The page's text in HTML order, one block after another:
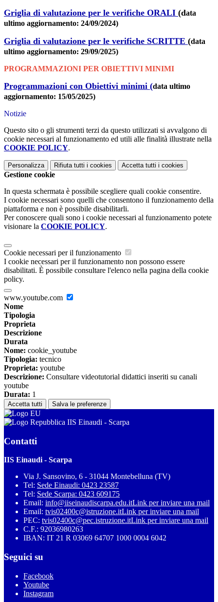
Griglia di valutazione per le verifiche ORALI (data
ultimo aggiornamento: 24/09/2024)
Griglia di valutazione per le verifiche SCRITTE (data
ultimo aggiornamento: 29/09/2025)
PROGRAMMAZIONI PER OBIETTIVI MINIMI
Programmazioni con Obiettivi minimi (data ultimo
aggiornamento: 15/05/2025)
Notizie
Questo sito o gli strumenti terzi da questo utilizzati si avvalgono di
cookie necessari al funzionamento ed utili alle finalità illustrate nella
COOKIE POLICY.
Personalizza Rifiuta tutti i cookies Accetta tutti i cookies
Gestione cookie
In questa schermata è possibile scegliere quali cookie consentire.
I cookie necessari sono quelli che consentono il funzionamento della
piattaforma e non è possibile disabilitarli.
Per conoscere quali sono i cookie necessari al funzionamento potete
visionare la COOKIE POLICY.
Cookie necessari per il funzionamento
I cookie necessari per il funzionamento non possono essere
disabilitati. È possibile consultare l'elenco nella pagina della cookie
policy.
www.youtube.com
Nome
Tipologia
Proprieta
Descrizione
Durata
Nome: cookie_youtube
Tipologia: tecnico
Proprieta: youtube
Descrizione: Consultare videotutorial didattici inseriti su canali
youtube
Durata: 1
Accetta tutti Salva le preferenze
IIS Einaudi - Scarpa
Contatti
IIS Einaudi - Scarpa
Via J. Sansovino, 6 - 31044 Montebelluna (TV)
Tel: Sede Einaudi: 0423 23587
Tel: Sede Scarpa: 0423 609175
Email: info@iiseinaudiscarpa.edu.itLink per inviare una mail
Email: tvis02400c@istruzione.itLink per inviare una mail
PEC: tvis02400c@pec.istruzione.itLink per inviare una mail
C.F.: 92036980263
IBAN: IT 21 R 03069 64707 1000 0004 6042
Seguici su
Facebook
Youtube
Instagram